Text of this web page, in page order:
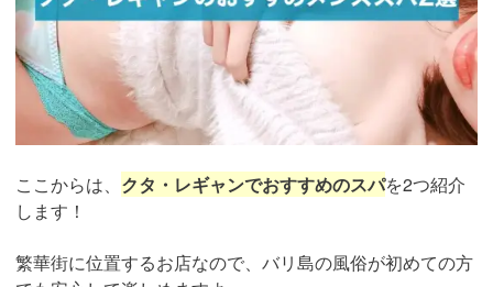
ここからは、 クタ・レギャンでおすすめのスパを2つ紹介
します！
繁華街に位置するお店なので、バリ島の風俗が初めての方